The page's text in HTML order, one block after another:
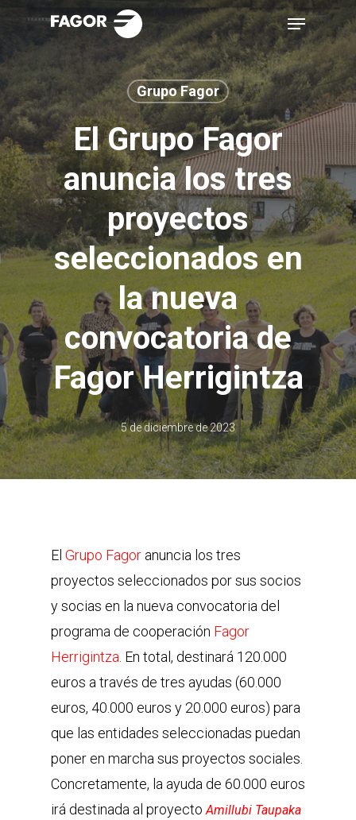
main
content
Menu
Grupo Fagor
El Grupo Fagor
anuncia los tres
proyectos
seleccionados en
la nueva
convocatoria de
Fagor Herrigintza
5 de diciembre de 2023
El Grupo Fagor anuncia los tres
proyectos seleccionados por sus socios
y socias en la nueva convocatoria del
programa de cooperación Fagor
Herrigintza . En total, destinará 120.000
euros a través de tres ayudas (60.000
euros, 40.000 euros y 20.000 euros) para
que las entidades seleccionadas puedan
poner en marcha sus proyectos sociales.
Concretamente, la ayuda de 60.000 euros
irá destinada al proyecto Amillubi Taupaka